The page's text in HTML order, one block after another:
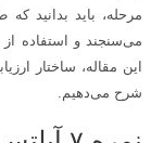
مرحله، باید بدانید
می‌سنجند و استفاده
این مقاله، ساختار
شرح می‌دهیم.